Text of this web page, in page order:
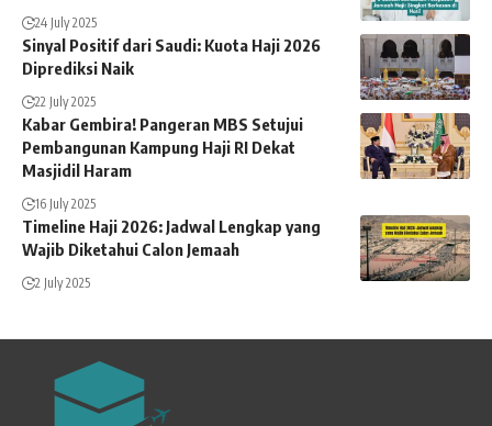
24 July 2025
Sinyal Positif dari Saudi: Kuota Haji 2026
Diprediksi Naik
22 July 2025
Kabar Gembira! Pangeran MBS Setujui
Pembangunan Kampung Haji RI Dekat
Masjidil Haram
16 July 2025
Timeline Haji 2026: Jadwal Lengkap yang
Wajib Diketahui Calon Jemaah
2 July 2025